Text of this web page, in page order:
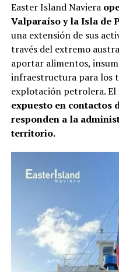
Easter Island Naviera
Valparaíso y la Isla de
una extensión de sus
través del extremo
aportar alimentos,
infraestructura para los
explotación petrolera.
expuesto en contactos
responden a la
territorio.